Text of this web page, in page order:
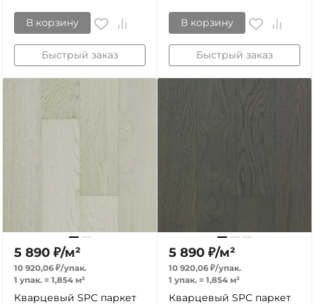
В корзину
Быстрый заказ
В корзину
Быстрый заказ
5 890 ₽/м²
10 920,06 ₽/упак.
1 упак. = 1,854 м²
Кварцевый SPC паркет
5 890 ₽/м²
10 920,06 ₽/упак.
1 упак. = 1,854 м²
Кварцевый SPC паркет